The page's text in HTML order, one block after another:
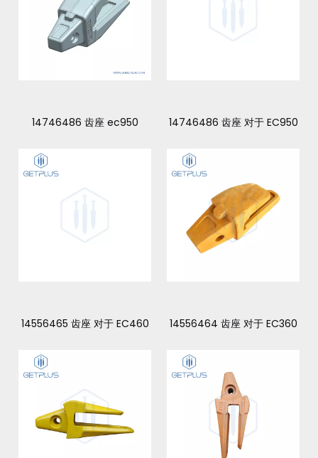
14746486 齿座 ec950 14746486 齿座 对于 EC950
14556465 齿座 对于 EC460 14556464 齿座 对于 EC360